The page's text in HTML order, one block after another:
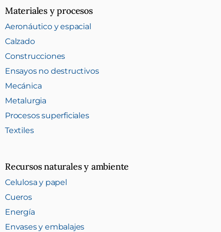
Materiales y procesos
Aeronáutico y espacial
Calzado
Construcciones
Ensayos no destructivos
Mecánica
Metalurgia
Procesos superficiales
Textiles
Recursos naturales y ambiente
Celulosa y papel
Cueros
Energía
Envases y embalajes